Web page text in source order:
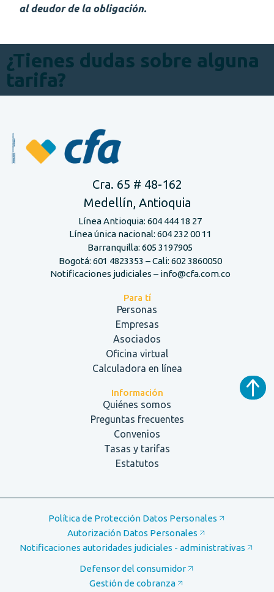
al deudor de la obligación.
¿Tienes dudas sobre alguna
tarifa?
Cra. 65 # 48-162
Medellín, Antioquia
Línea Antioquia: 604 444 18 27
Línea única nacional: 604 232 00 11
Barranquilla: 605 3197905
Bogotá: 601 4823353 – Cali: 602 3860050
Notificaciones judiciales – info@cfa.com.co
Para tí
Personas
Empresas
Asociados
Oficina virtual
Calculadora en línea
Información
Quiénes somos
Preguntas frecuentes
Convenios
Tasas y tarifas
Estatutos
Política de Protección Datos Personales
Autorización Datos Personales
Notificaciones autoridades judiciales - administrativas
Defensor del consumidor
Gestión de cobranza